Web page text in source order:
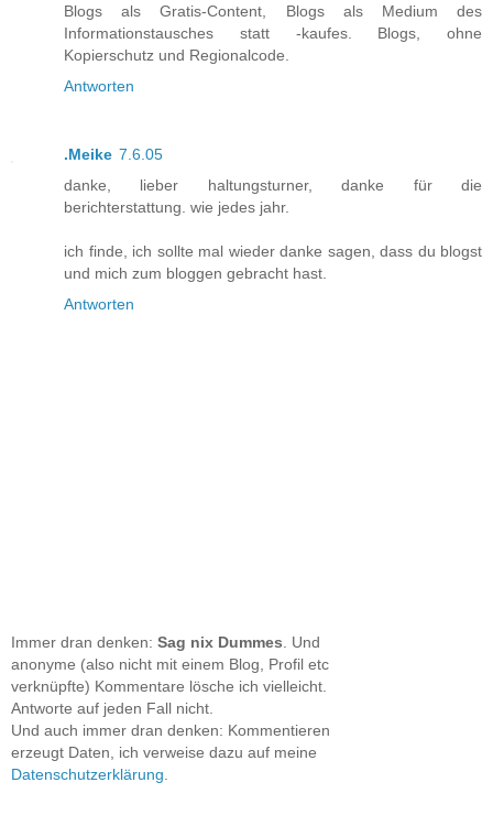
Blogs als Gratis-Content, Blogs als Medium des
Informationstausches statt -kaufes. Blogs, ohne
Kopierschutz und Regionalcode.
Antworten
.Meike 7.6.05
danke, lieber haltungsturner, danke für die
berichterstattung. wie jedes jahr.
ich finde, ich sollte mal wieder danke sagen, dass du blogst
und mich zum bloggen gebracht hast.
Antworten
Immer dran denken: Sag nix Dummes. Und
anonyme (also nicht mit einem Blog, Profil etc
verknüpfte) Kommentare lösche ich vielleicht.
Antworte auf jeden Fall nicht.
Und auch immer dran denken: Kommentieren
erzeugt Daten, ich verweise dazu auf meine
Datenschutzerklärung.